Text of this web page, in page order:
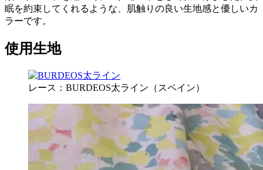
眠を約束してくれるような、肌触りの良い生地感と優しいカ
ラーです。
使用生地
レース：BURDEOS太ライン（スペイン）